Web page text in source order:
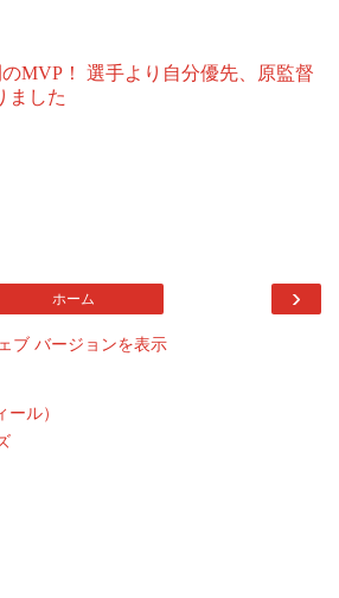
MVP！ 選手より自分優先、原監督
ました
›
ホーム
ブ バージョンを表示
ル）